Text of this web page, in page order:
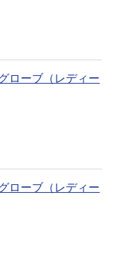
ローブ（レディー
ローブ（レディー